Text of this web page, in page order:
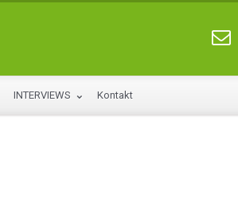
INTERVIEWS Kontakt